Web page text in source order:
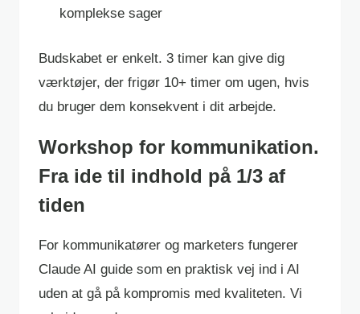
komplekse sager
Budskabet er enkelt. 3 timer kan give dig
værktøjer, der frigør 10+ timer om ugen, hvis
du bruger dem konsekvent i dit arbejde.
Workshop for kommunikation.
Fra ide til indhold på 1/3 af
tiden
For kommunikatører og marketers fungerer
Claude AI guide som en praktisk vej ind i AI
uden at gå på kompromis med kvaliteten. Vi